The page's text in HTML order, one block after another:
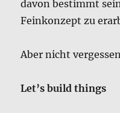
davon bestimmt
Feinkonzept zu
Aber nicht
Let’s build things